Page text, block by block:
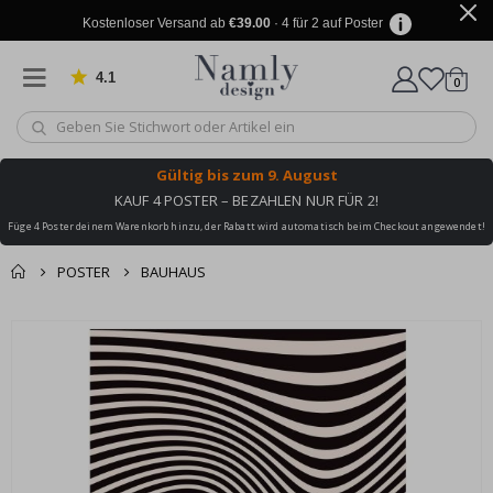
Kostenloser Versand ab €39.00· 4 für 2 auf Poster
4.1 von 1025 Bewertungen
Wagen
0
Gültig bis zum 9. August
KAUF 4 POSTER – BEZAHLEN NUR FÜR 2!
Füge 4 Poster deinem Warenkorb hinzu, der Rabatt wird automatisch beim Checkout angewendet!
POSTER BAUHAUS
Sie könnten auch
darunter leiden ✔
Korb
Zur Kasse